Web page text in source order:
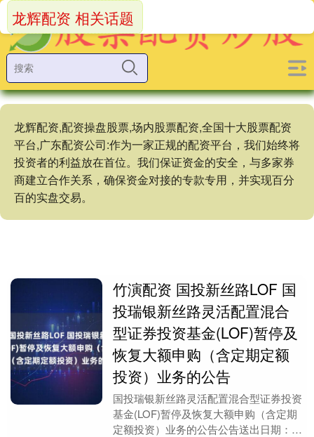
龙辉配资,配资操盘股票,场内股票配资,全国十大股票配资
平台,广东配资公司:作为一家正规的配资平台，我们始终将
投资者的利益放在首位。我们保证资金的安全，与多家券
商建立合作关系，确保资金对接的专款专用，并实现百分
百的实盘交易。
龙辉配资 相关话题
竹演配资 国投新丝路LOF 国
投瑞银新丝路灵活配置混合
型证券投资基金(LOF)暂停及
恢复大额申购（含定期定额
投资）业务的公告
国投瑞银新丝路灵活配置混合型证券投资
基金(LOF)暂停及恢复大额申购（含定期
定额投资）业务的公告公告送出日期：